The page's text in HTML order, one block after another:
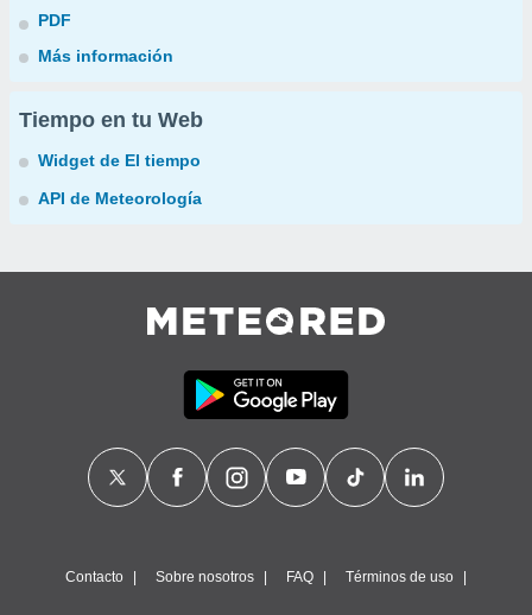
PDF
Más información
Tiempo en tu Web
Widget de El tiempo
API de Meteorología
Contacto Sobre nosotros FAQ Términos de uso